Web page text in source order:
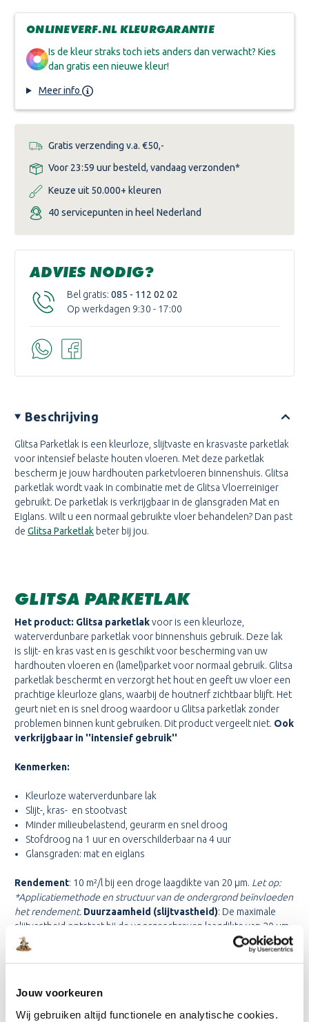
Jouw voorkeuren
Wij gebruiken altijd functionele en analytische cookies.
PARKETLAKPARKETLAK
ONLINEVERF.NL KLEURGARANTIE
Is de kleur straks toch iets anders dan verwacht? Kies
dan gratis een nieuwe kleur!
Meer info
Gratis verzending v.a. €50,-
Voor 23:59 uur besteld, vandaag verzonden*
Keuze uit 50.000+ kleuren
40 servicepunten in heel Nederland
ADVIES NODIG?
Bel gratis: 085 - 112 02 02
Op werkdagen 9:30 - 17:00
Beschrijving
Glitsa Parketlak is een kleurloze, slijtvaste en krasvaste parketlak
voor intensief belaste houten vloeren. Met deze parketlak
bescherm je jouw hardhouten parketvloeren binnenshuis. Glitsa
parketlak wordt vaak in combinatie met de Glitsa Vloerreiniger
gebruikt. De parketlak is verkrijgbaar in de glansgraden Mat en
Eiglans. Wilt u een normaal gebruikte vloer behandelen? Dan past
de Glitsa Parketlak beter bij jou.
GLITSA PARKETLAK
Het product: Glitsa parketlakvoor is een kleurloze,
waterverdunbare parketlak voor binnenshuis gebruik. Deze lak
is slijt- en kras vast en is geschikt voor bescherming van uw
hardhouten vloeren en (lamel)parket voor normaal gebruik. Glitsa
parketlak beschermt en verzorgt het hout en geeft uw vloer een
prachtige kleurloze glans, waarbij de houtnerf zichtbaar blijft. Het
geurt niet en is snel droog waardoor u Glitsa parketlak zonder
problemen binnen kunt gebruiken. Dit product vergeelt niet. Ook
verkrijgbaar in ''intensief gebruik''
Kenmerken:
Kleurloze waterverdunbare lak
Slijt-, kras- en stootvast
Minder milieubelastend, geurarm en snel droog
Stofdroog na 1 uur en overschilderbaar na 4 uur
Glansgraden: mat en eiglans
Rendement: 10 m²/l bij een droge laagdikte van 20 µm. Let op:
*Applicatiemethode en structuur van de ondergrond beïnvloeden
het rendement. Duurzaamheid (slijtvastheid): De maximale
slijtvastheid ontstaat bij de voorgeschreven laagdikte van 20 µm.
De levensduur wordt bepaald door
de mate en frequentie van
belasten
fabrikant:GlitsaKenmerkenblad: